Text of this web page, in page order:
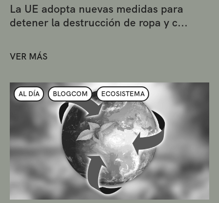
La UE adopta nuevas medidas para
detener la destrucción de ropa y c...
VER MÁS
AL DÍA BLOGCOM ECOSISTEMA